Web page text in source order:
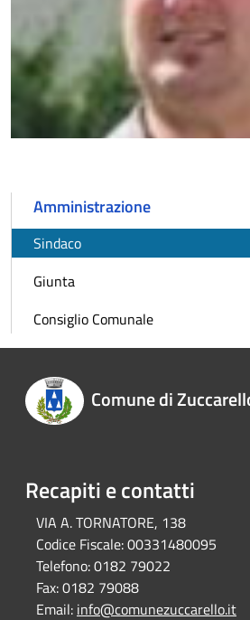
Amministrazione
Sindaco
Giunta
Consiglio Comunale
Comune di
Recapiti e contatti
VIA A. TORNATORE, 138
Codice Fiscale:00331480095
Telefono:0182 79022
Fax:0182 79088
Email: info@comunezuccarello.it